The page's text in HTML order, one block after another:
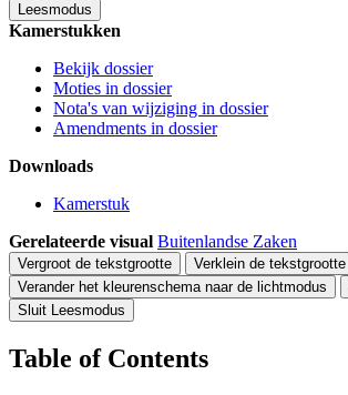
Leesmodus
Kamerstukken
Bekijk dossier
Moties in dossier
Nota's van wijziging in dossier
Amendments in dossier
Downloads
Kamerstuk
Gerelateerde visual Buitenlandse Zaken
Vergroot de tekstgrootte
Verklein de tekstgrootte
Verander het kleurenschema naar de lichtmodus
Sluit Leesmodus
Table of Contents